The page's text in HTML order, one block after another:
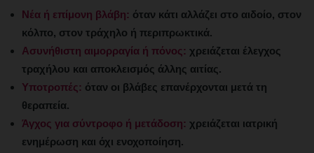
Νέα ή επίμονη βλάβη: όταν κάτι αλλάζει στο αιδοίο, στον
κόλπο, στον τράχηλο ή περιπρωκτικά.
Ασυνήθιστη αιμορραγία ή πόνος: χρειάζεται έλεγχος
τραχήλου και αποκλεισμός άλλης αιτίας.
Υποτροπές: όταν οι βλάβες επανέρχονται μετά τη
θεραπεία.
Άγχος για σύντροφο ή μετάδοση: χρειάζεται ιατρική
ενημέρωση και όχι ενοχοποίηση.